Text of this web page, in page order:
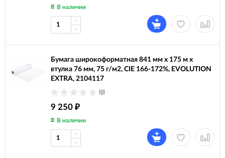
В наличии
Бумага широкоформатная 841 мм х 175 м х
втулка 76 мм, 75 г/м2, CIE 166-172%, EVOLUTION
EXTRA, 2104117
(0)
9 250 ₽
В наличии